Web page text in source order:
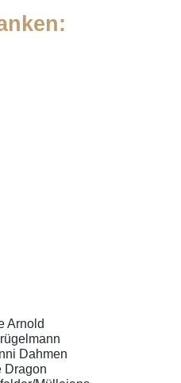
Arnold
Dahmen
Dragon